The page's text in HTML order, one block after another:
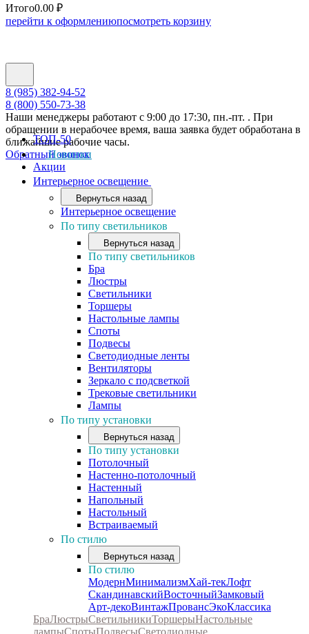
Итого0.00 ₽
перейти к оформлениюпосмотреть корзину
8 (985) 382-94-52
8 (800) 550-73-38
Наши менеджеры работают с 9:00 до 17:30, пн.-пт. . При
обращении в нерабочее время, ваша заявка будет обработана в
ближайшие рабочие часы.
Обратный звонок
ТОП-50
Новинки
Акции
Интерьерное освещение
Вернуться назад
Интерьерное освещение
По типу светильников
Вернуться назад
По типу светильников
Бра
Люстры
Светильники
Торшеры
Настольные лампы
Споты
Подвесы
Светодиодные ленты
Вентиляторы
Зеркало с подсветкой
Трековые светильники
Лампы
По типу установки
Вернуться назад
По типу установки
Потолочный
Настенно-потолочный
Настенный
Напольный
Настольный
Встраиваемый
По стилю
Вернуться назад
По стилю
МодернМинимализмХай-текЛофт
СкандинавскийВосточныйЗамковый
Арт-декоВинтажПровансЭкоКлассика
БраЛюстрыСветильникиТоршерыНастольные
лампыСпотыПодвесыСветодиодные